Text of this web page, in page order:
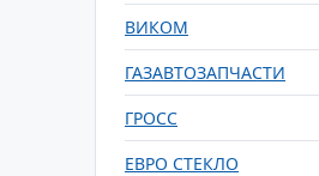
ВИКОМ
ГАЗАВТОЗАПЧАСТИ
ГРОСС
ЕВРО СТЕКЛО